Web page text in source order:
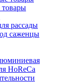
товары
рассады
саженцы
HoReCa